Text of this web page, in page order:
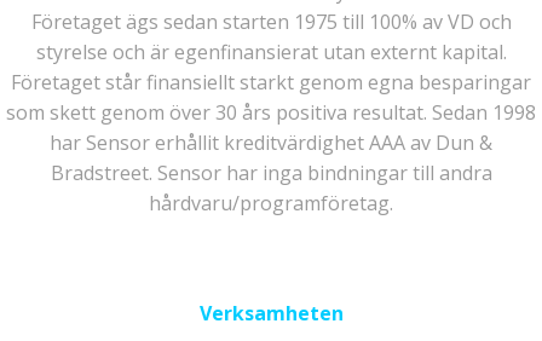
Företaget ägs sedan starten 1975 till 100% av VD och
styrelse och är egenfinansierat utan externt kapital.
Företaget står finansiellt starkt genom egna besparingar
som skett genom över 30 års positiva resultat. Sedan 1998
har Sensor erhållit kreditvärdighet AAA av Dun &
Bradstreet. Sensor har inga bindningar till andra
hårdvaru/programföretag.
Verksamheten